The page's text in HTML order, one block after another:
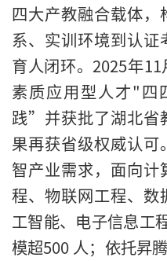
四大产教融合载体
系、实训环境到认
育人闭环。2025年
素质应用型人才"四
践”并获批了湖北省
果再获省级权威认
智产业需求，面向
程、物联网工程、数
工智能、电子信息工
模超500 人；依托昇